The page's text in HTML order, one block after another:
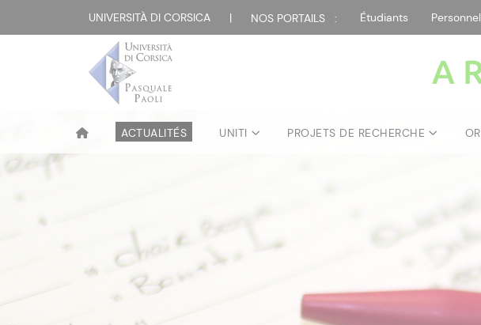
UNIVERSITÀ DI CORSICA | NOS PORTAILS : Étudiants
A
ACTUALITÉS UNITI PROJETS DE RECHERCHE